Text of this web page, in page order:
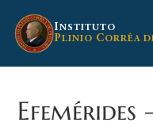
para
INSTITUTO
PLINIO CORRÊA
Efemérides –